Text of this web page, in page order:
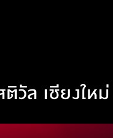
ติวัล เชียงใหม่